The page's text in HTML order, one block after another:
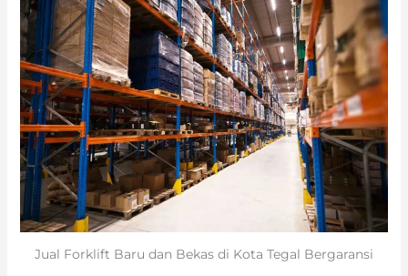
Jual Forklift Baru dan Bekas di Kota Tegal Bergaransi